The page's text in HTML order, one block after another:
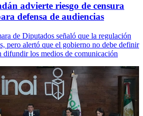
advierte riesgo de censura
defensa de audiencias
de Diputados señaló que la regulación
pero alertó que el gobierno no debe definir
difundir los medios de comunicación